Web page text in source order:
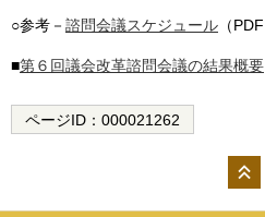
○参考－ 諮問会議スケジュール （
■第６回議会改革諮問会議の結果概要
ページID： 000021262